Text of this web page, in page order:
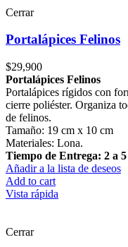
Cerrar
Portalápices Felinos
$29,900
Portalápices Felinos
Portalápices rígidos con
cierre poliéster. Organiza
de felinos.
Tamaño: 19 cm x 10 cm
Materiales: Lona.
Tiempo de Entrega: 2 a
Añadir a la lista de deseos
Add to cart
Vista rápida
Cerrar